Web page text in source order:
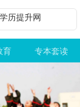
历提升网
育 专本套读